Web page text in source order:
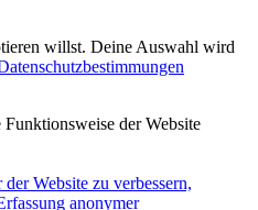
willst. Deine Auswahl wird
der Website
Website zu verbessern,
anonymer